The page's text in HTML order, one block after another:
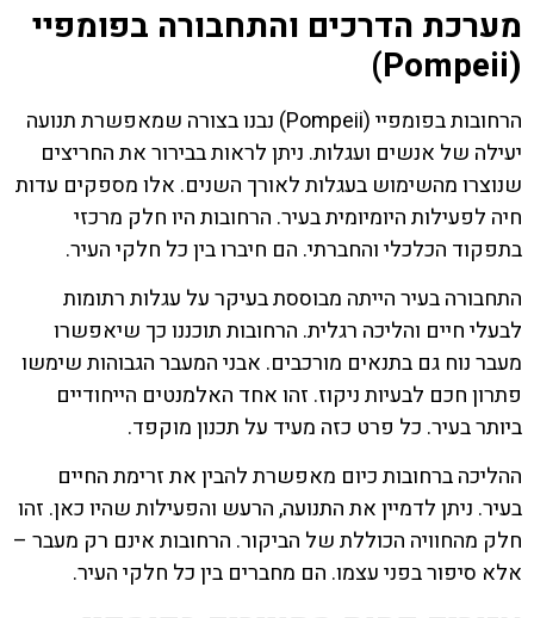
מערכת הדרכים והתחבורה בפומפיי
(Pompeii)
הרחובות בפומפיי (Pompeii) נבנו בצורה שמאפשרת תנועה
יעילה של אנשים ועגלות. ניתן לראות בבירור את החריצים
שנוצרו מהשימוש בעגלות לאורך השנים. אלו מספקים עדות
חיה לפעילות היומיומית בעיר. הרחובות היו חלק מרכזי
בתפקוד הכלכלי והחברתי. הם חיברו בין כל חלקי העיר.
התחבורה בעיר הייתה מבוססת בעיקר על עגלות רתומות
לבעלי חיים והליכה רגלית. הרחובות תוכננו כך שיאפשרו
מעבר נוח גם בתנאים מורכבים. אבני המעבר הגבוהות שימשו
פתרון חכם לבעיות ניקוז. זהו אחד האלמנטים הייחודיים
ביותר בעיר. כל פרט כזה מעיד על תכנון מוקפד.
ההליכה ברחובות כיום מאפשרת להבין את זרימת החיים
בעיר. ניתן לדמיין את התנועה, הרעש והפעילות שהיו כאן. זהו
חלק מהחוויה הכוללת של הביקור. הרחובות אינם רק מעבר –
אלא סיפור בפני עצמו. הם מחברים בין כל חלקי העיר.